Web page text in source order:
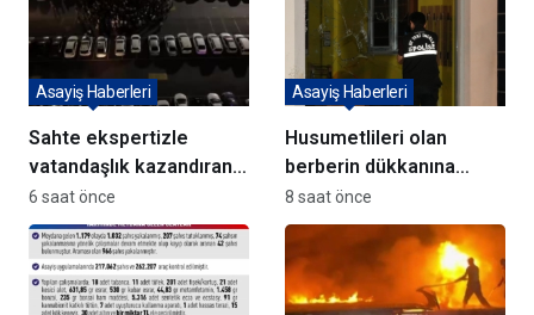
Sahte ekspertizle
vatandaşlık kazandıran
72 şüpheli adliyeye sevk
edildi
Asayiş Haberleri
6 saat önce
Husumetlileri olan
berberin dükkanına
kurşun yağdırıp kaçtılar
Asayiş Haberleri
8 saat önce